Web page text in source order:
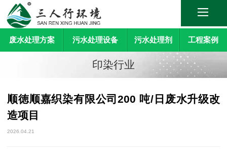
废水处理方案 污水处理设备 污水处理剂 工程案例
印染行业
顺徳顺嘉织染有限公司200 吨/日废水升级改
造项目
2026.04.21